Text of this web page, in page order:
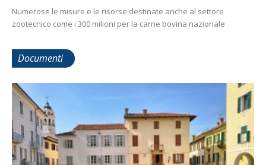
Numerose le misure e le risorse destinate anche al settore
zootecnico come i 300 milioni per la carne bovina nazionale
Documenti